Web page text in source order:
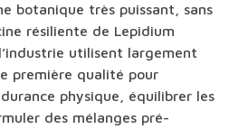
botanique très puissant, sans
résiliente de Lepidium
utilisent largement
première qualité pour
physique, équilibrer les
des mélanges pré-